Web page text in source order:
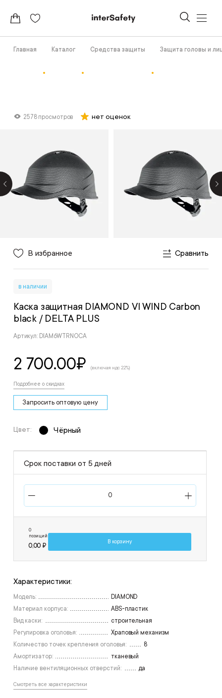
Главная Каталог Средства защиты Защита головы и
2578 просмотров нет оценок
В избранное Сравнить
в наличии
Каска защитная DIAMOND VI WIND Carbon
black / DELTA PLUS
Артикул: DIAM6WTRNOCA
2 700.00₽ (включая ндс 22%)
Подробнее о скидках
Запросить оптовую цену
Цвет: Чёрный
Срок поставки от 5 дней
0
позиций
0,00 ₽
В корзину
Характеристики:
Модель:
DIAMOND
Материал корпуса:
ABS-пластик
Вид каски:
строительная
Регулировка оголовья:
Храповый механизм
Количество точек крепления оголовья:
8
Амортизатор:
тканевый
Наличие вентиляционных отверстий:
да
Смотреть все характеристики